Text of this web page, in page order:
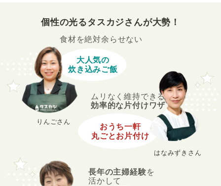
個性の光るタスカジさんが大勢！
長年の主婦経験を
活かして
りんごさん
食材を絶対余らせない
大人気の
炊き込みご飯
はなみずきさん
ムリなく維持できる
効率的な片付けワザ
おうち一軒
丸ごとお片付け